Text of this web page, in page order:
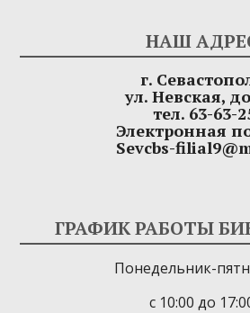
НАШ
г.
ул. Невская,
тел. 63-63-
Электронная
Sevcbs-
ГРАФИК РАБОТЫ
Понедельник-
с 10:00 до